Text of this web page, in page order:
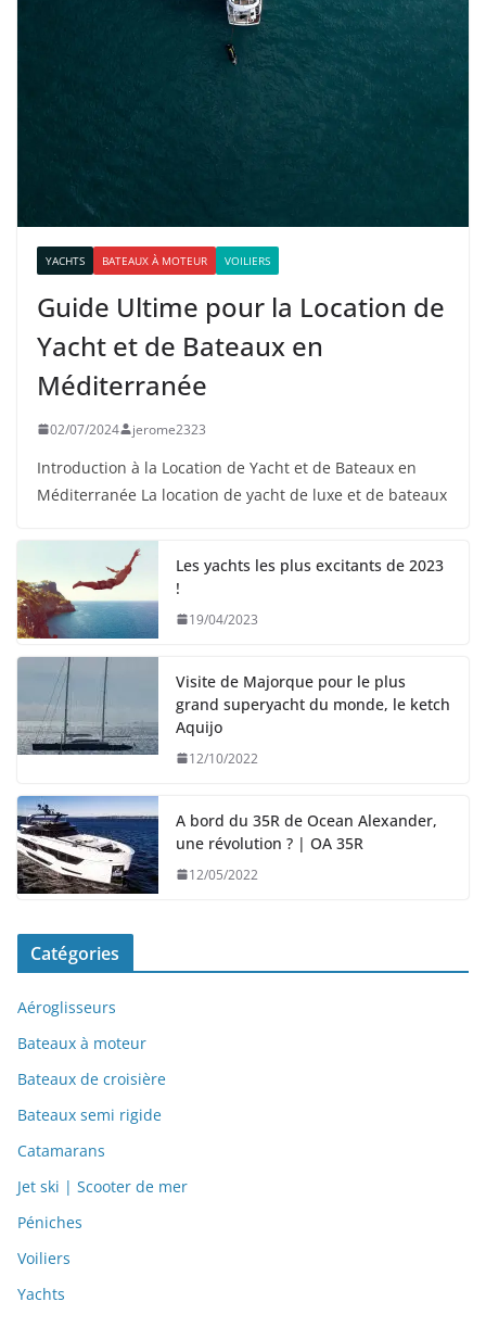
YACHTS BATEAUX À MOTEUR VOILIERS
Guide Ultime pour la Location de
Yacht et de Bateaux en
Méditerranée
02/07/2024 jerome2323
Introduction à la Location de Yacht et de Bateaux en
Méditerranée La location de yacht de luxe et de bateaux
Les yachts les plus excitants de 2023
!
19/04/2023
Visite de Majorque pour le plus
grand superyacht du monde, le ketch
Aquijo
12/10/2022
A bord du 35R de Ocean Alexander,
une révolution ? | OA 35R
12/05/2022
Catégories
Aéroglisseurs
Bateaux à moteur
Bateaux de croisière
Bateaux semi rigide
Catamarans
Jet ski | Scooter de mer
Péniches
Voiliers
Yachts